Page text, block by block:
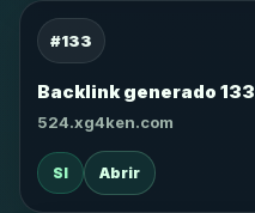
#133
Backlink generado 133
524.xg4ken.com
SI Abrir